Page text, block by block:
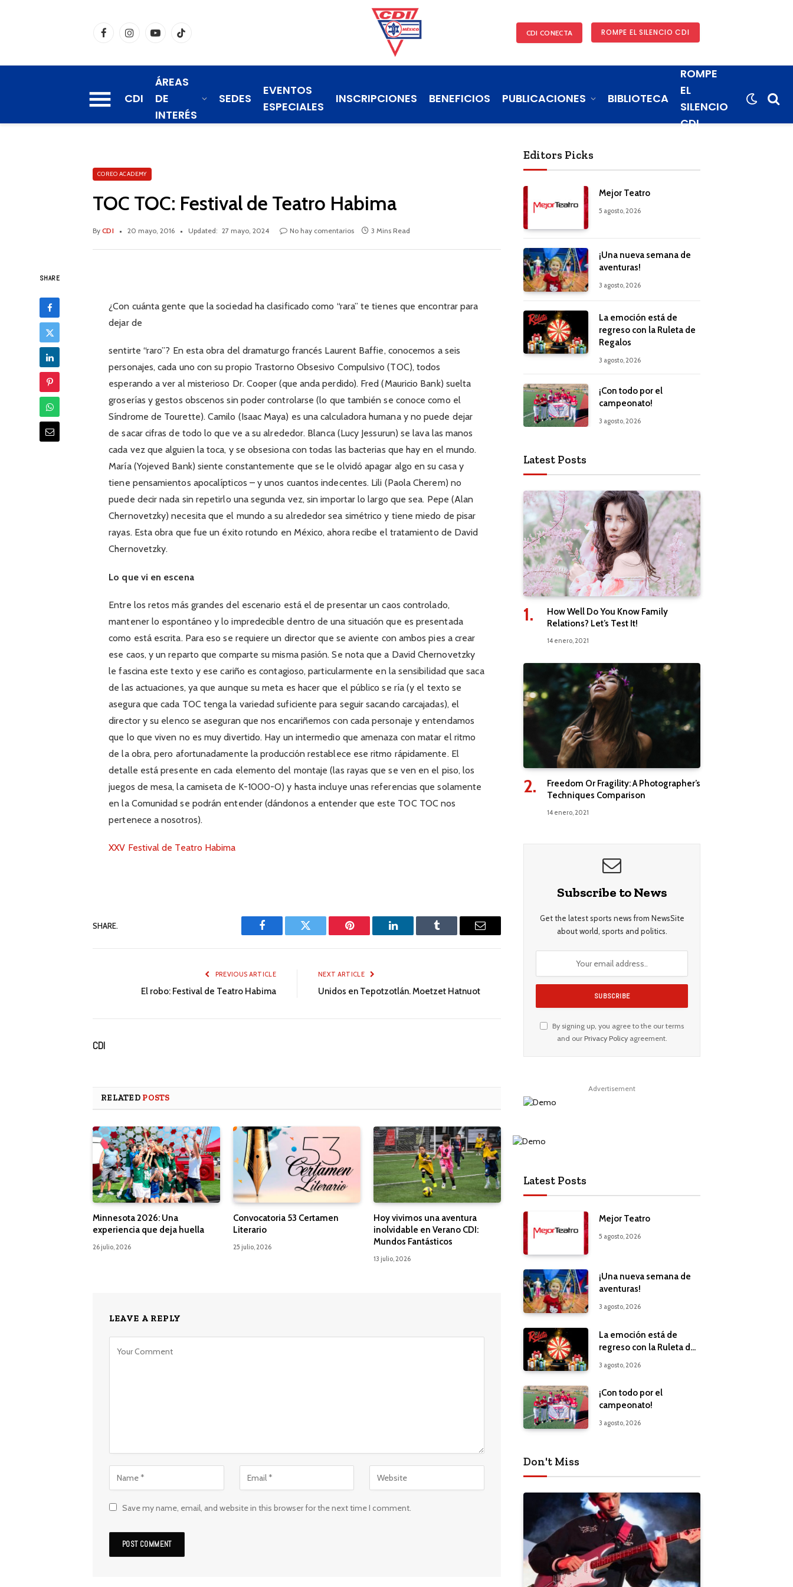
FacebookInstagramYouTubeTikTok CDI CONECTA ROMPE EL SILENCIO CDI
CDI
ÁREAS
DE
INTERÉS
SEDES
EVENTOS
ESPECIALES
INSCRIPCIONES BENEFICIOS PUBLICACIONES BIBLIOTECA
ROMPE
EL
SILENCIO
CDI
COREO ACADEMY
TOC TOC: Festival de Teatro Habima
By CDI 20 mayo, 2016 Updated: 27 mayo, 2024 No hay comentarios 3 Mins Read
SHARE
¿Con cuánta gente que la sociedad ha clasificado como “rara” te tienes que encontrar para
dejar de
sentirte “raro”? En esta obra del dramaturgo francés Laurent Baffie, conocemos a seis
personajes, cada uno con su propio Trastorno Obsesivo Compulsivo (TOC), todos
esperando a ver al misterioso Dr. Cooper (que anda perdido). Fred (Mauricio Bank) suelta
groserías y gestos obscenos sin poder controlarse (lo que también se conoce como el
Síndrome de Tourette). Camilo (Isaac Maya) es una calculadora humana y no puede dejar
de sacar cifras de todo lo que ve a su alrededor. Blanca (Lucy Jessurun) se lava las manos
cada vez que alguien la toca, y se obsesiona con todas las bacterias que hay en el mundo.
María (Yojeved Bank) siente constantemente que se le olvidó apagar algo en su casa y
tiene pensamientos apocalípticos – y unos cuantos indecentes. Lili (Paola Cherem) no
puede decir nada sin repetirlo una segunda vez, sin importar lo largo que sea. Pepe (Alan
Chernovetzky) necesita que el mundo a su alrededor sea simétrico y tiene miedo de pisar
rayas. Esta obra que fue un éxito rotundo en México, ahora recibe el tratamiento de David
Chernovetzky.
Lo que vi en escena
Entre los retos más grandes del escenario está el de presentar un caos controlado,
mantener lo espontáneo y lo impredecible dentro de una situación que es presentada
como está escrita. Para eso se requiere un director que se aviente con ambos pies a crear
ese caos, y un reparto que comparte su misma pasión. Se nota que a David Chernovetzky
le fascina este texto y ese cariño es contagioso, particularmente en la sensibilidad que saca
de las actuaciones, ya que aunque su meta es hacer que el público se ría (y el texto se
asegura que cada TOC tenga la variedad suficiente para seguir sacando carcajadas), el
director y su elenco se aseguran que nos encariñemos con cada personaje y entendamos
que lo que viven no es muy divertido. Hay un intermedio que amenaza con matar el ritmo
de la obra, pero afortunadamente la producción restablece ese ritmo rápidamente. El
detalle está presente en cada elemento del montaje (las rayas que se ven en el piso, los
juegos de mesa, la camiseta de K-1000-O) y hasta incluye unas referencias que solamente
en la Comunidad se podrán entender (dándonos a entender que este TOC TOC nos
pertenece a nosotros).
XXV Festival de Teatro Habima
SHARE.
Facebook Twitter Pinterest LinkedIn Tumblr Email
PREVIOUS ARTICLE
El robo: Festival de Teatro Habima
NEXT ARTICLE
Unidos en Tepotzotlán. Moetzet Hatnuot
CDI
RELATED POSTS
Minnesota 2026: Una
experiencia que deja huella
26 julio, 2026
Convocatoria 53 Certamen
Literario
25 julio, 2026
Hoy vivimos una aventura
inolvidable en Verano CDI:
Mundos Fantásticos
13 julio, 2026
LEAVE A REPLY
Save my name, email, and website in this browser for the next time I comment.
Editors Picks
Mejor Teatro
5 agosto, 2026
¡Una nueva semana de
aventuras!
3 agosto, 2026
La emoción está de
regreso con la Ruleta de
Regalos
3 agosto, 2026
¡Con todo por el
campeonato!
3 agosto, 2026
Latest Posts
How Well Do You Know Family
Relations? Let’s Test It!
14 enero, 2021
Freedom Or Fragility: A Photographer’s
Techniques Comparison
14 enero, 2021
Subscribe to News
Get the latest sports news from NewsSite
about world, sports and politics.
By signing up, you agree to the our terms
and our Privacy Policyagreement.
Advertisement
Latest Posts
Mejor Teatro
5 agosto, 2026
¡Una nueva semana de
aventuras!
3 agosto, 2026
La emoción está de
regreso con la Ruleta de
3 agosto, 2026
¡Con todo por el
campeonato!
3 agosto, 2026
Don't Miss